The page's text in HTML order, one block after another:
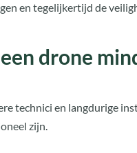
en tegelijkertijd de
drone
technici en langdurige
zijn.